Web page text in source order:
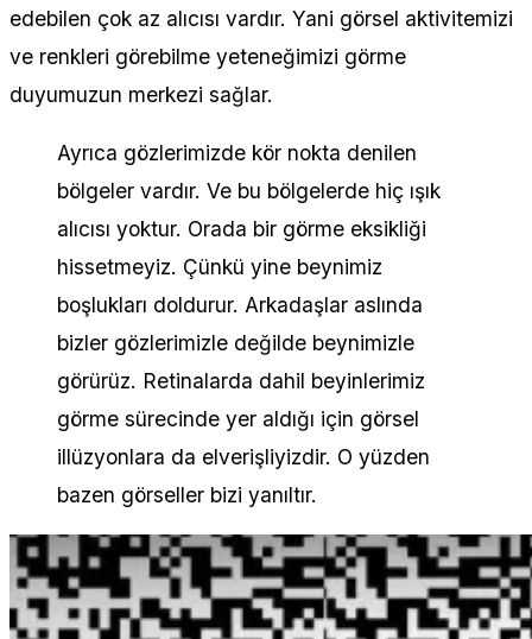
edebilen çok az alıcısı vardır. Yani görsel aktivitemizi
ve renkleri görebilme yeteneğimizi görme
duyumuzun merkezi sağlar.
Ayrıca gözlerimizde kör nokta denilen
bölgeler vardır. Ve bu bölgelerde hiç ışık
alıcısı yoktur. Orada bir görme eksikliği
hissetmeyiz. Çünkü yine beynimiz
boşlukları doldurur. Arkadaşlar aslında
bizler gözlerimizle değilde beynimizle
görürüz. Retinalarda dahil beyinlerimiz
görme sürecinde yer aldığı için görsel
illüzyonlara da elverişliyizdir. O yüzden
bazen görseller bizi yanıltır.